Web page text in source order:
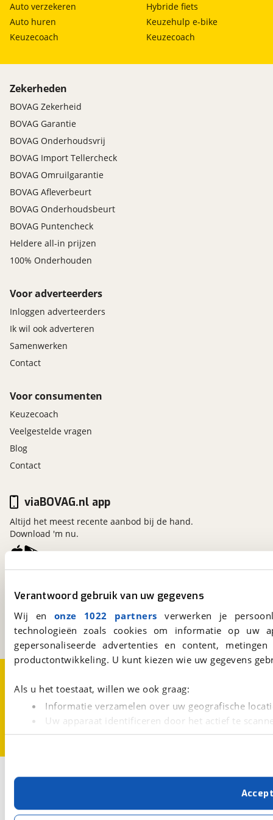
Verantwoord gebruik van uw gegevens
Wij en onze 1022 partners verwerken je
technologieën zoals cookies om informatie op
gepersonaliseerde advertenties en content,
productontwikkeling. U kunt kiezen wie uw gegevens
Als u het toestaat, willen we ook graag:
Informatie verzamelen over uw geografische
Uw apparaat identificeren door het actief te
Lees meer over hoe uw persoonlijke gegevens worden
Met cookies en vergelijkbare technieken zorgen we
cookies zorgen ervoor dat de website goed werkt.
verbeteren. We tonen je graag relevante advertenties
Auto verzekeren
Auto huren
Keuzecoach
Hybride fiets
Keuzehulp e-bike
Keuzecoach
Zekerheden
BOVAG Zekerheid
BOVAG Garantie
BOVAG Onderhoudsvrij
BOVAG Import Tellercheck
BOVAG Omruilgarantie
BOVAG Afleverbeurt
BOVAG Onderhoudsbeurt
BOVAG Puntencheck
Heldere all-in prijzen
100% Onderhouden
Voor adverteerders
Inloggen adverteerders
Ik wil ook adverteren
Samenwerken
Contact
Voor consumenten
Keuzecoach
Veelgestelde vragen
Blog
Contact
Kosterijland15
Een initiatief van
BOVAG
viaBOVAG.nl app
Altijd het meest recente aanbod bij de hand.
Download 'm nu.
Cookievoorkeuren
Vacatures